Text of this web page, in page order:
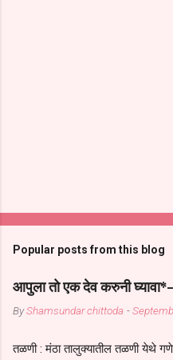
Popular posts from this blog
आपुला तो एक देव करुनी
ByShamsundar chittoda -
तळणी : मंठा तालुक्यातील तळणी येथे